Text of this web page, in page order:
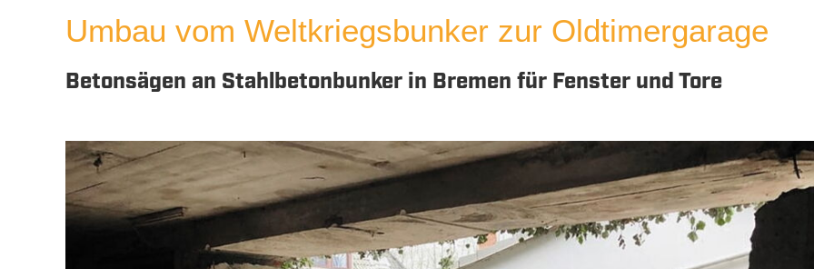
Umbau vom Weltkriegsbunker zur Oldtimergarage
Betonsägen an Stahlbetonbunker in Bremen für Fenster und Tore